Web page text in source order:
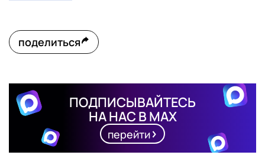
поделиться
ПОДПИСЫВАЙТЕСЬ
НА НАС В MAX
перейти